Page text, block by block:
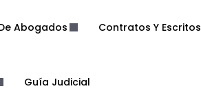
Abogados Contratos Y Escritos
Guía Judicial